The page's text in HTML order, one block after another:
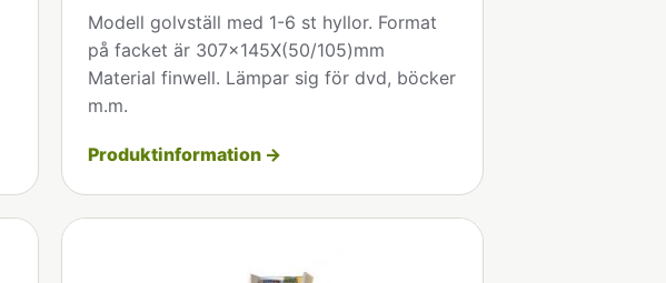
Modell golvställ med 1-6 st hyllor. Format
på facket är 307x145X(50/105)mm
Material finwell. Lämpar sig för dvd, böcker
m.m.
Produktinformation →